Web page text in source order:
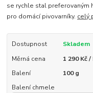
se rychle stal preferovaným
pro domácí pivovarníky. celý
Dostupnost
Skladem
Měrná cena
1 290 Kč /
Balení
100 g
Balení chmele